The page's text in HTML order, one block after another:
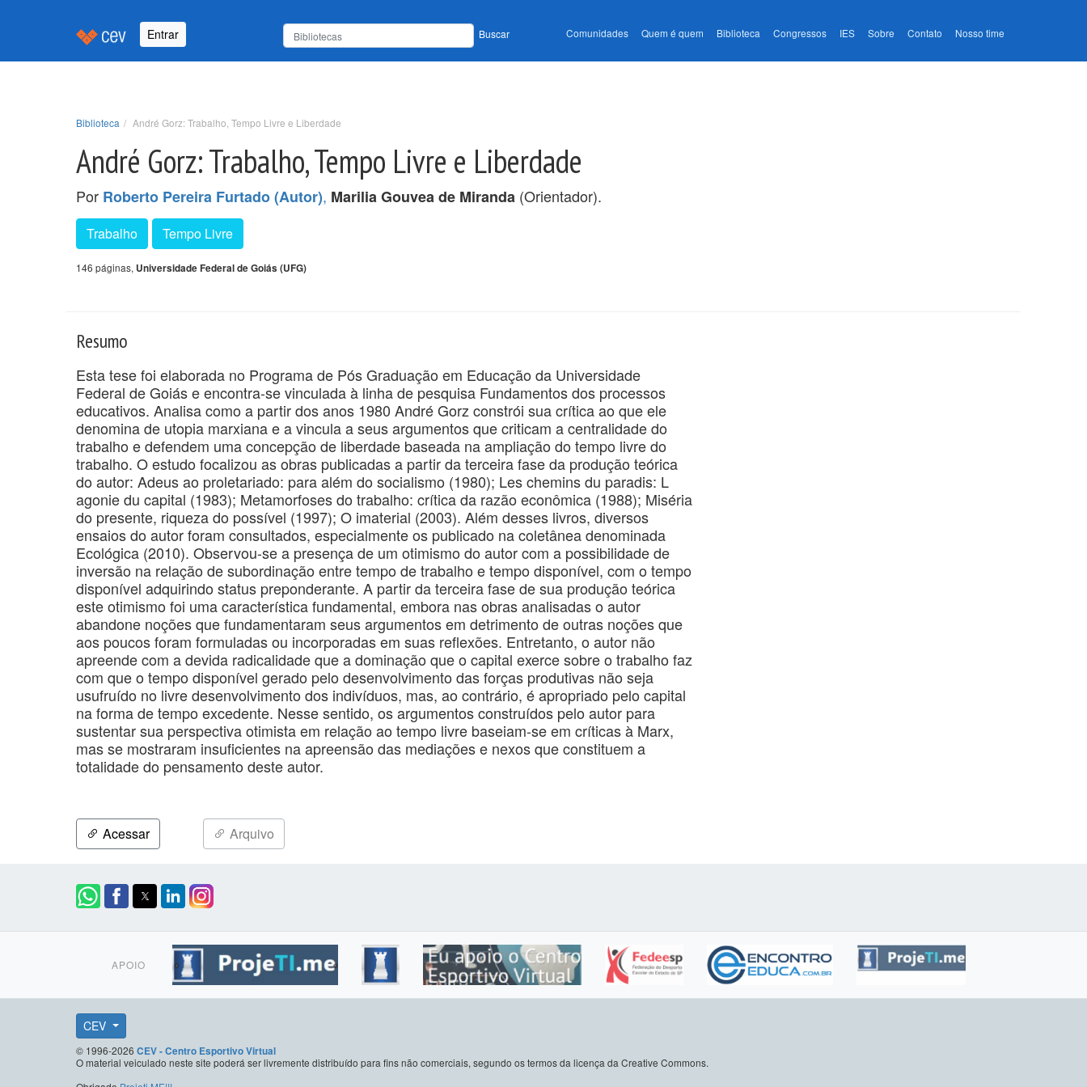
Entrar Buscar Comunidades Quem é quem Biblioteca Congressos IES Sobre Contato Nosso time
Biblioteca André Gorz: Trabalho, Tempo Livre e Liberdade
André Gorz: Trabalho, Tempo Livre e Liberdade
Por Roberto Pereira Furtado (Autor), Marilia Gouvea de Miranda (Orientador).
Trabalho Tempo Livre
146 páginas, Universidade Federal de Goiás (UFG)
Resumo
Esta tese foi elaborada no Programa de Pós Graduação em Educação da Universidade
Federal de Goiás e encontra-se vinculada à linha de pesquisa Fundamentos dos processos
educativos. Analisa como a partir dos anos 1980 André Gorz constrói sua crítica ao que ele
denomina de utopia marxiana e a vincula a seus argumentos que criticam a centralidade do
trabalho e defendem uma concepção de liberdade baseada na ampliação do tempo livre do
trabalho. O estudo focalizou as obras publicadas a partir da terceira fase da produção teórica
do autor: Adeus ao proletariado: para além do socialismo (1980); Les chemins du paradis: L
agonie du capital (1983); Metamorfoses do trabalho: crítica da razão econômica (1988); Miséria
do presente, riqueza do possível (1997); O imaterial (2003). Além desses livros, diversos
ensaios do autor foram consultados, especialmente os publicado na coletânea denominada
Ecológica (2010). Observou-se a presença de um otimismo do autor com a possibilidade de
inversão na relação de subordinação entre tempo de trabalho e tempo disponível, com o tempo
disponível adquirindo status preponderante. A partir da terceira fase de sua produção teórica
este otimismo foi uma característica fundamental, embora nas obras analisadas o autor
abandone noções que fundamentaram seus argumentos em detrimento de outras noções que
aos poucos foram formuladas ou incorporadas em suas reflexões. Entretanto, o autor não
apreende com a devida radicalidade que a dominação que o capital exerce sobre o trabalho faz
com que o tempo disponível gerado pelo desenvolvimento das forças produtivas não seja
usufruído no livre desenvolvimento dos indivíduos, mas, ao contrário, é apropriado pelo capital
na forma de tempo excedente. Nesse sentido, os argumentos construídos pelo autor para
sustentar sua perspectiva otimista em relação ao tempo livre baseiam-se em críticas à Marx,
mas se mostraram insuficientes na apreensão das mediações e nexos que constituem a
totalidade do pensamento deste autor.
Acessar Arquivo
APOIO
CEV
© 1996-2026 CEV - Centro Esportivo Virtual
O material veiculado neste site poderá ser livremente distribuído para fins não comerciais, segundo os termos da licença da Creative Commons.